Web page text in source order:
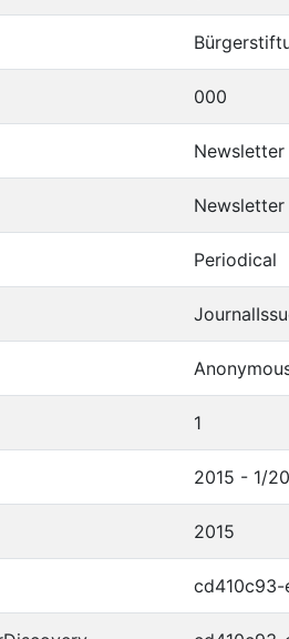
000
Newsletter
Periodical
1
2015 - 1/
2015
cd410c93-